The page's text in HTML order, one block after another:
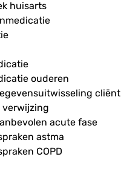
huisarts
ouderen
cliënt
acute fase
astma
COPD